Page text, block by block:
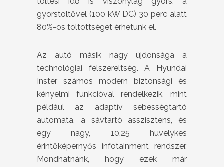
gyorstöltővel (100 kW DC) 30 perc alatt
80%-os töltöttséget érhetünk el.
Az autó másik nagy újdonsága a
technológiai felszereltség. A Hyundai
Inster számos modern biztonsági és
kényelmi funkcióval rendelkezik, mint
például az adaptív sebességtartó
automata, a sávtartó asszisztens, és
egy nagy, 10,25 hüvelykes
érintőképernyős infotainment rendszer.
Mondhatnánk, hogy ezek már